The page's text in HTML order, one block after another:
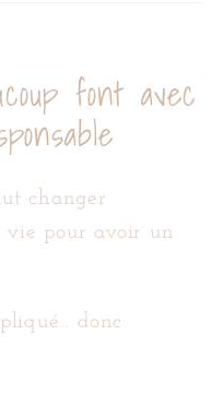
font avec
changer
vie pour avoir un
donc